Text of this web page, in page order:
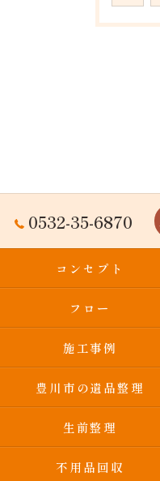
0532-35-6870
コンセプト
フロー
施工事例
豊川市の遺品整理
生前整理
不用品回収